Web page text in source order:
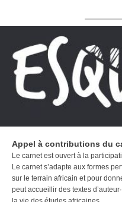
Appel à contributions du
Le carnet est ouvert à la
Le carnet s’adapte aux formes
sur le terrain africain et pour
peut accueillir des textes